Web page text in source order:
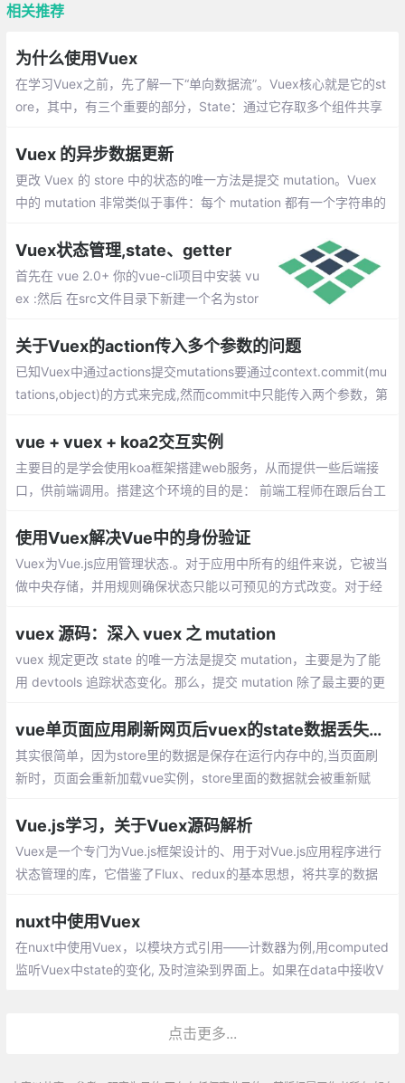
相关推荐
为什么使用Vuex
在学习Vuex之前，先了解一下“单向数据流”。Vuex核心就是它的st
ore，其中，有三个重要的部分，State：通过它存取多个组件共享
ation，可以包含任意异步操作这一步不是必要的。
Vuex 的异步数据更新
更改 Vuex 的 store 中的状态的唯一方法是提交 mutation。Vuex
中的 mutation 非常类似于事件：每个 mutation 都有一个字符串的
们实际进行状态更改的地方，并且它会接受 state 作为第一个参数
mutation 是同步执行，不是异步执行。
Vuex状态管理,state、getter
首先在 vue 2.0+ 你的vue-cli项目中安装 vu
ex :然后 在src文件目录下新建一个名为stor
新建一个index.js,里面的内容如下:接下来，
在 main.js里面引入store，然后再全局注入
一下
关于Vuex的action传入多个参数的问题
已知Vuex中通过actions提交mutations要通过context.commit(mu
tations,object)的方式来完成,然而commit中只能传入两个参数，第
vue + vuex + koa2交互实例
主要目的是学会使用koa框架搭建web服务，从而提供一些后端接
口，供前端调用。搭建这个环境的目的是： 前端工程师在跟后台工
够走前端工程师自己搭建的http路径
使用Vuex解决Vue中的身份验证
Vuex为Vue.js应用管理状态.。对于应用中所有的组件来说，它被当
做中央存储，并用规则确保状态只能以可预见的方式改变。对于经
下吧。
vuex 源码：深入 vuex 之 mutation
vuex 规定更改 state 的唯一方法是提交 mutation，主要是为了能
用 devtools 追踪状态变化。那么，提交 mutation 除了最主要的更
vue单页面应用刷新网页后vuex的state数据丢失的解决方案
其实很简单，因为store里的数据是保存在运行内存中的,当页面刷
新时，页面会重新加载vue实例，store里面的数据就会被重新赋
来改变
Vue.js学习，关于Vuex源码解析
Vuex是一个专门为Vue.js框架设计的、用于对Vue.js应用程序进行
状态管理的库，它借鉴了Flux、redux的基本思想，将共享的数据
行高效的状态管理与更新。
nuxt中使用Vuex
在nuxt中使用Vuex，以模块方式引用——计数器为例,用computed
监听Vuex中state的变化, 及时渲染到界面上。如果在data中接收V
点击更多...